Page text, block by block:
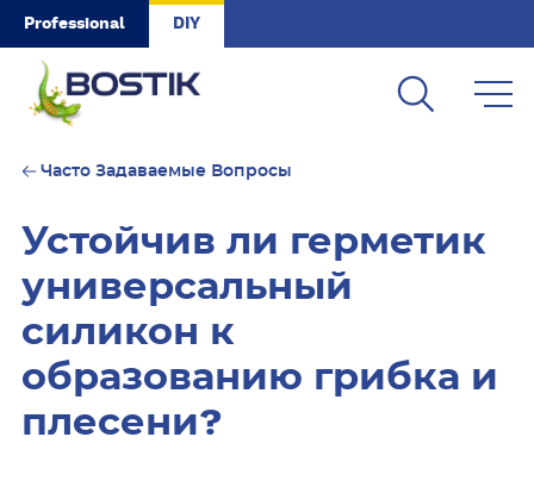
Skip to main content
Professional DIY
Часто Задаваемые Вопросы
Устойчив ли герметик
универсальный
силикон к
образованию грибка и
плесени?